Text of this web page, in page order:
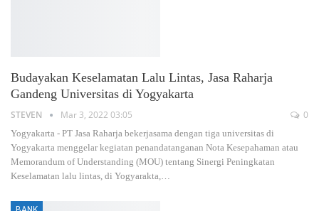
Budayakan Keselamatan Lalu Lintas, Jasa Raharja
Gandeng Universitas di Yogyakarta
STEVEN Mar 3, 2022 03:05 0
Yogyakarta - PT Jasa Raharja bekerjasama dengan tiga universitas di
Yogyakarta menggelar kegiatan penandatanganan Nota Kesepahaman atau
Memorandum of Understanding (MOU) tentang Sinergi Peningkatan
Keselamatan lalu lintas, di Yogyarakta,…